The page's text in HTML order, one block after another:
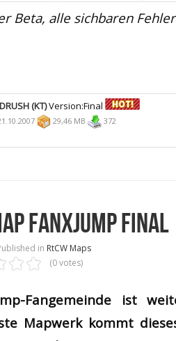
Beta, alle sichbaren
(KT)Version:Final
29,46 MB 372
FANXJUMP FINAL
in RtCW Maps
(0 votes)
Fangemeinde ist
Mapwerk kommt